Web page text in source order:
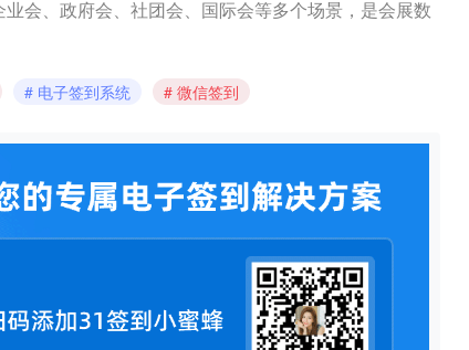
会、政府会、社团会、国际会等多个场景，是会展数
电子签到系统 微信签到